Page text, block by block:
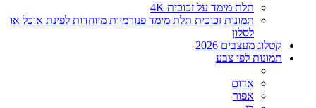
תלת מימד על זכוכית 4K
תמונות זכוכית תלת מימד פנורמיות מיוחדות לפינת אוכל או
לסלון
קטלוג מעצבים 2026
תמונות לפי צבע
אדום
אפור